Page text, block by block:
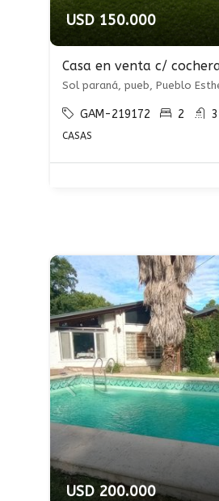
USD 150.000
Sol paraná, pueb, Pueblo
GAM-219172 2 3
CASAS
USD 200.000